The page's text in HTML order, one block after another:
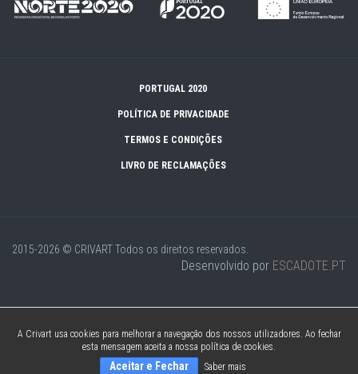
PORTUGAL 2020
POLÍTICA DE PRIVACIDADE
TERMOS E CONDIÇÕES
LIVRO DE RECLAMAÇÕES
2015-2026 © CRIVARTTodos os direitos reservados.
Desenvolvido por ESCADOTE.PT
A Crivart usa cookies para melhorar a navegação dos nossos utilizadores. Ao fechar
esta mensagem aceita a nossa política de cookies.
Aceitar e Fechar Saber mais